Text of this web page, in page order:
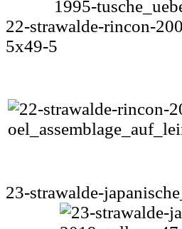
22-strawalde-rincon-
5x49-5
23-strawalde-